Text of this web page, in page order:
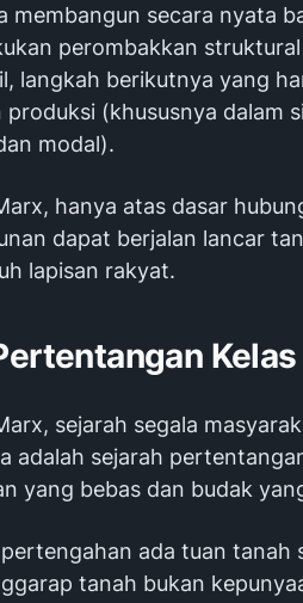
membangun secara nyata
perombakkan
langkah berikutnya yang
produksi (khususnya dalam
modal).
hanya atas dasar
dapat berjalan lancar
lapisan rakyat.
Kelas
sejarah segala
adalah sejarah
yang bebas dan budak
ada tuan tanah
tanah bukan